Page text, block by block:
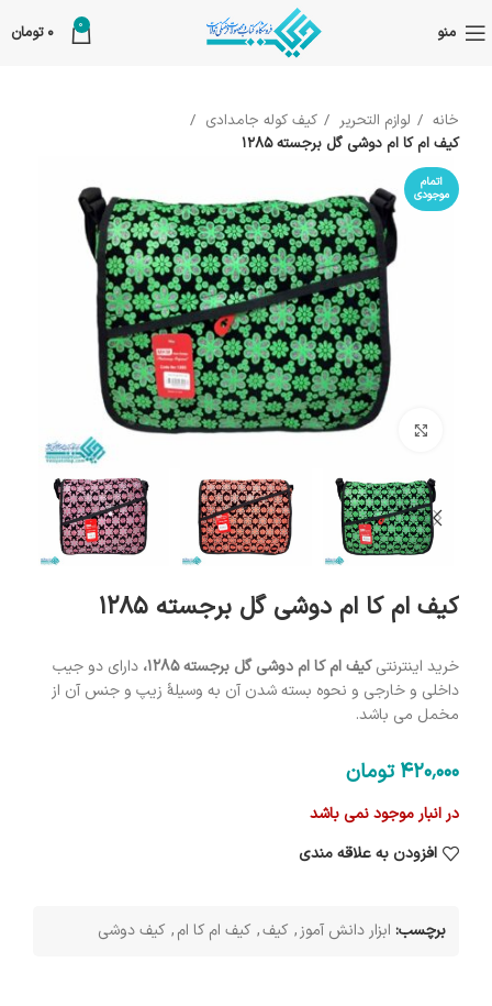
منو 0
0 تومان
خانه لوازم التحریر
کیف کوله جامدادی
کیف ام کا ام دوشی گل برجسته 1285
اتمام
موجودی
بزرگنمایی تصویر
کیف ام کا ام دوشی گل برجسته 1285
خرید اینترنتیکیف ام کا ام دوشی گل برجسته 1285،
دارای دو جیب
داخلی و خارجی و نحوه بسته شدن آن به وسیلۀ زیپ و جنس آن از
مخمل می باشد.
420٬000 تومان
در انبار موجود نمی باشد
افزودن به علاقه مندی
برچسب: ابزار دانش آموز, کیف, کیف ام کا ام, کیف دوشی